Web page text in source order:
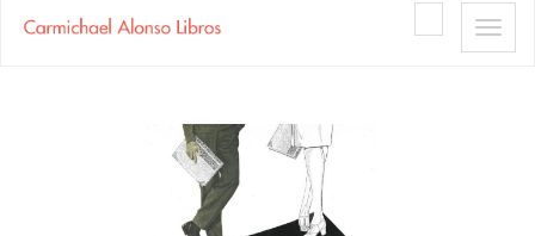
Toggle